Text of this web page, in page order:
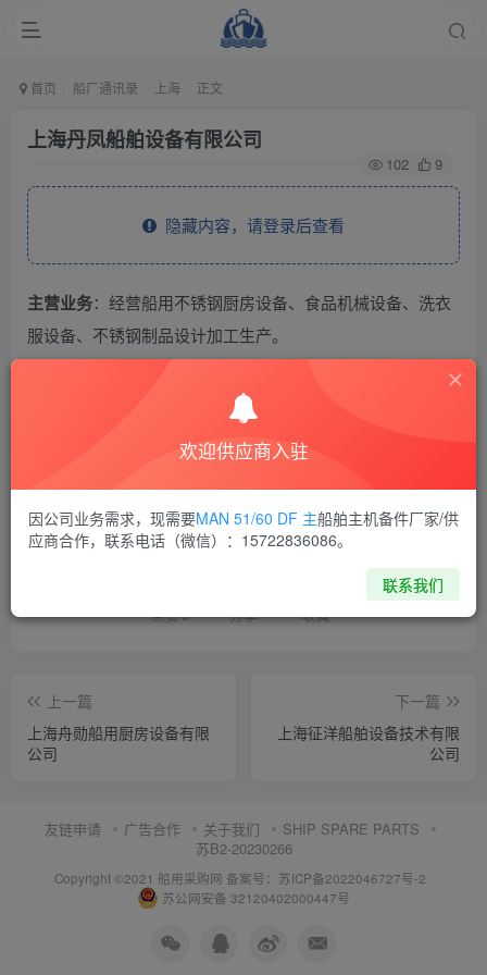
首页 船厂通讯录 上海 正文
上海丹凤船舶设备有限公司
102 9
隐藏内容，请登录后查看
主营业务：经营船用不锈钢厨房设备、食品机械设备、洗衣
服设备、不锈钢制品设计加工生产。
THE END
上海
喜欢就支持一下吧
点赞9 分享 收藏
上一篇
上海舟勋船用厨房设备有限
公司
下一篇
上海征洋船舶设备技术有限
公司
友链申请 广告合作 关于我们
SHIP SPARE PARTS
苏B2-20230266
Copyright ©2021 船用采购网 备案号：苏ICP备2022046727号-2
苏公网安备 32120402000447号
欢迎供应商入驻
因公司业务需求，现需要MAN 51/60 DF 主船舶主机备件厂家/供
应商合作，联系电话（微信）：15722836086。
联系我们